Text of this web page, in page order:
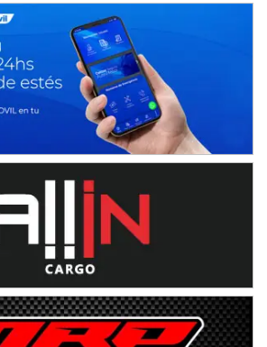
(Asfalto)
Aires)